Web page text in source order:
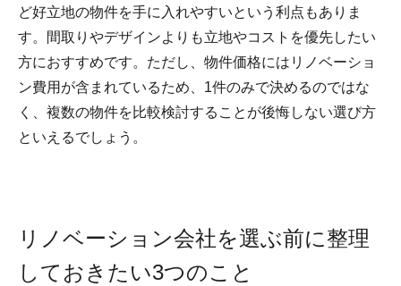
ど好立地の物件を手に入れやすいという利点もありま
す。間取りやデザインよりも立地やコストを優先したい
方におすすめです。ただし、物件価格にはリノベーショ
ン費用が含まれているため、1件のみで決めるのではな
く、複数の物件を比較検討することが後悔しない選び方
といえるでしょう。
リノベーション会社を選ぶ前に整理
しておきたい3つのこと